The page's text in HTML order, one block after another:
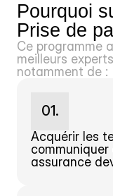
Pourquoi
Prise de
Ce programme
meilleurs
notamment de :
01.
Acquérir les
assurance